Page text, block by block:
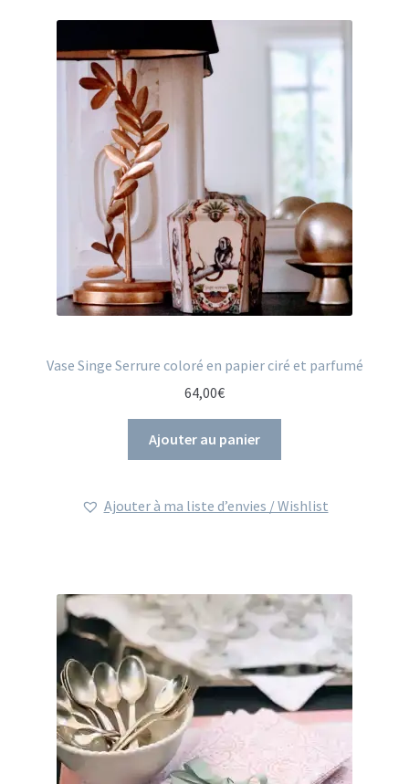
Vase Singe Serrure coloré en papier ciré et parfumé
64,00€
Ajouter au panier
Ajouter à ma liste d’envies / Wishlist